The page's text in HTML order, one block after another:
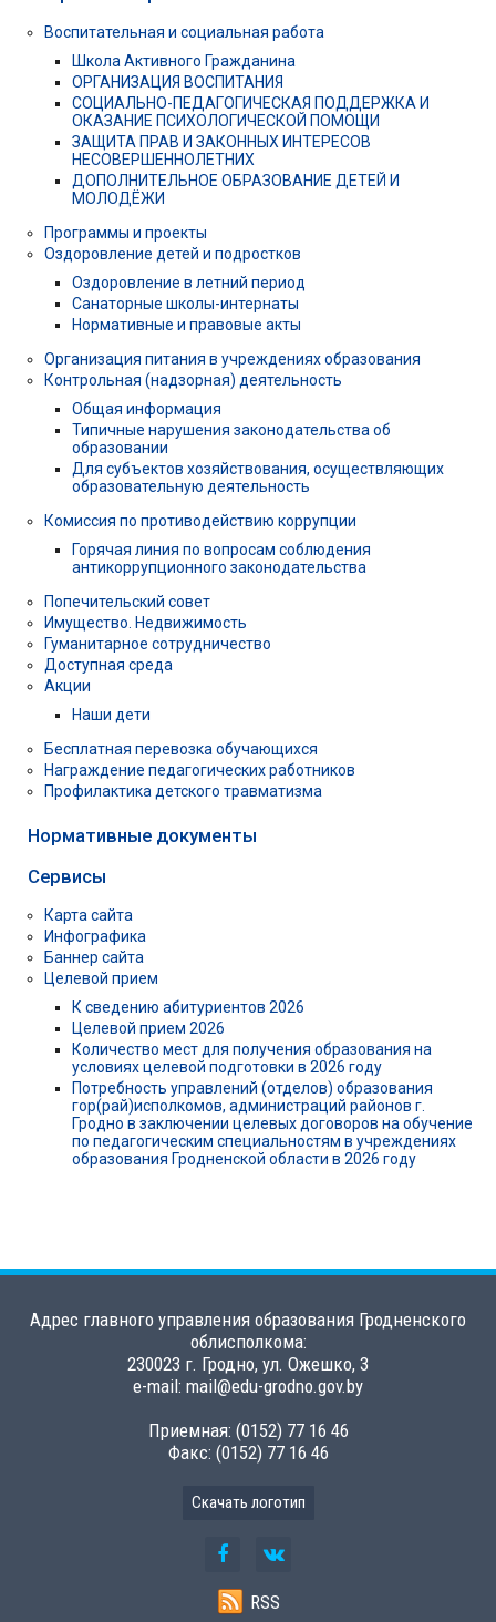
Воспитательная и социальная работа
Школа Активного Гражданина
ОРГАНИЗАЦИЯ ВОСПИТАНИЯ
СОЦИАЛЬНО-ПЕДАГОГИЧЕСКАЯ ПОДДЕРЖКА И
ОКАЗАНИЕ ПСИХОЛОГИЧЕСКОЙ ПОМОЩИ
ЗАЩИТА ПРАВ И ЗАКОННЫХ ИНТЕРЕСОВ
НЕСОВЕРШЕННОЛЕТНИХ
ДОПОЛНИТЕЛЬНОЕ ОБРАЗОВАНИЕ ДЕТЕЙ И
МОЛОДЁЖИ
Программы и проекты
Оздоровление детей и подростков
Оздоровление в летний период
Санаторные школы-интернаты
Нормативные и правовые акты
Организация питания в учреждениях образования
Контрольная (надзорная) деятельность
Общая информация
Типичные нарушения законодательства об
образовании
Для субъектов хозяйствования, осуществляющих
образовательную деятельность
Комиссия по противодействию коррупции
Горячая линия по вопросам соблюдения
антикоррупционного законодательства
Попечительский совет
Имущество. Недвижимость
Гуманитарное сотрудничество
Доступная среда
Акции
Наши дети
Бесплатная перевозка обучающихся
Награждение педагогических работников
Профилактика детского травматизма
Нормативные документы
Сервисы
Карта сайта
Инфографика
Баннер сайта
Целевой прием
К сведению абитуриентов 2026
Целевой прием 2026
Количество мест для получения образования на
условиях целевой подготовки в 2026 году
Потребность управлений (отделов) образования
гор(рай)исполкомов, администраций районов г.
Гродно в заключении целевых договоров на обучение
по педагогическим специальностям в учреждениях
образования Гродненской области в 2026 году
Адрес главного управления образования Гродненского
облисполкома:
230023 г. Гродно, ул. Ожешко, 3
e-mail: mail@edu-grodno.gov.by
Приемная: (0152) 77 16 46
Факс: (0152) 77 16 46
Скачать логотип
RSS